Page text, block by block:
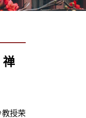
禅
授荣